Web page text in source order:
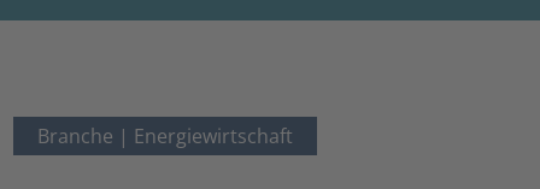
Branche | Energiewirtschaft